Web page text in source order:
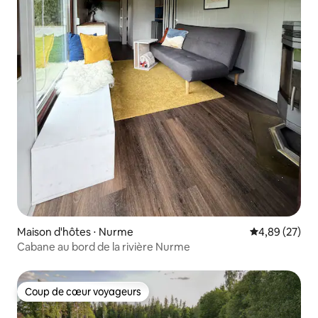
Maison d'hôtes ⋅ Nurme Évaluation
4,89 (27)
Cabane au bord de la rivière Nurme
Coup de cœur voyageurs
Coup de cœur voyageurs